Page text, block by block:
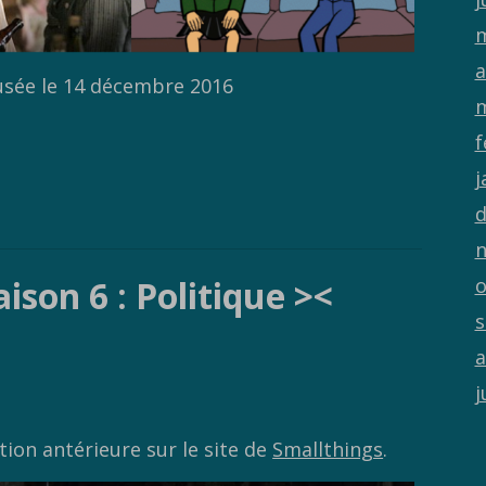
le 14 décembre 2016
6 : Politique ><
antérieure sur le site de Smallthings.